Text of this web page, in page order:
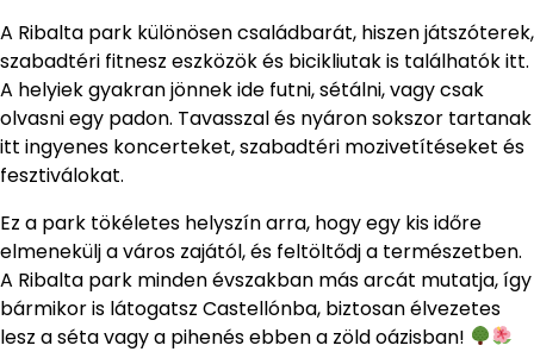
A Ribalta park különösen családbarát, hiszen játszóterek,
szabadtéri fitnesz eszközök és bicikliutak is találhatók itt.
A helyiek gyakran jönnek ide futni, sétálni, vagy csak
olvasni egy padon. Tavasszal és nyáron sokszor tartanak
itt ingyenes koncerteket, szabadtéri mozivetítéseket és
fesztiválokat.
Ez a park tökéletes helyszín arra, hogy egy kis időre
elmenekülj a város zajától, és feltöltődj a természetben.
A Ribalta park minden évszakban más arcát mutatja, így
bármikor is látogatsz Castellónba, biztosan élvezetes
lesz a séta vagy a pihenés ebben a zöld oázisban!